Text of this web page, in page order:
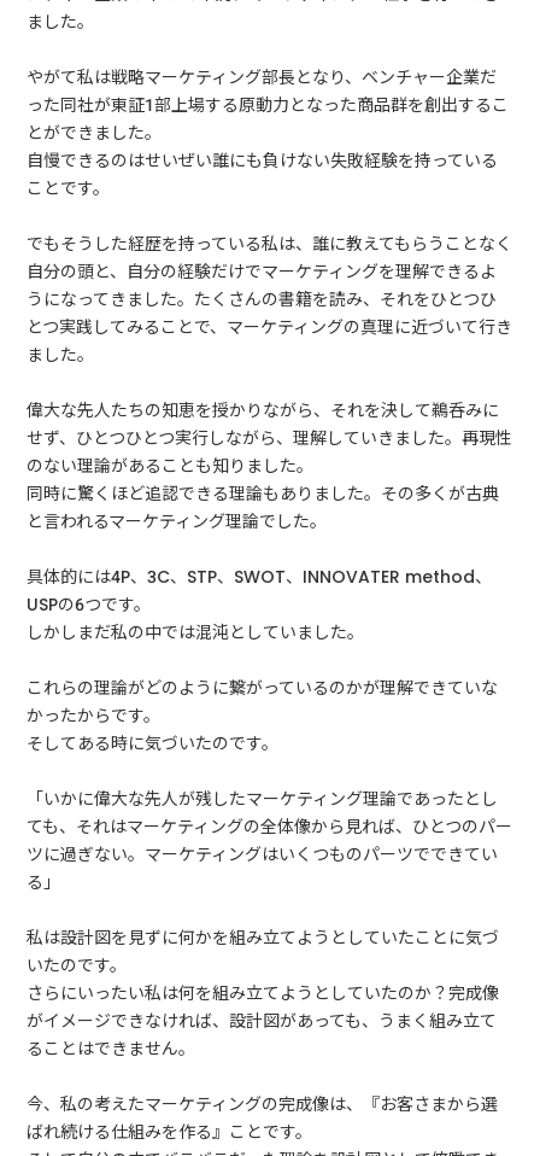
ました。
やがて私は戦略マーケティング部長となり、ベンチャー企業だ
った同社が東証1部上場する原動力となった商品群を創出するこ
とができました。
自慢できるのはせいぜい誰にも負けない失敗経験を持っている
ことです。
でもそうした経歴を持っている私は、誰に教えてもらうことなく
自分の頭と、自分の経験だけでマーケティングを理解できるよ
うになってきました。たくさんの書籍を読み、それをひとつひ
とつ実践してみることで、マーケティングの真理に近づいて行き
ました。
偉大な先人たちの知恵を授かりながら、それを決して鵜呑みに
せず、ひとつひとつ実行しながら、理解していきました。再現性
のない理論があることも知りました。
同時に驚くほど追認できる理論もありました。その多くが古典
と言われるマーケティング理論でした。
具体的には4P、3C、STP、SWOT、INNOVATER method、
USPの6つです。
しかしまだ私の中では混沌としていました。
これらの理論がどのように繋がっているのかが理解できていな
かったからです。
そしてある時に気づいたのです。
「いかに偉大な先人が残したマーケティング理論であったとし
ても、それはマーケティングの全体像から見れば、ひとつのパー
ツに過ぎない。マーケティングはいくつものパーツでできてい
る」
私は設計図を見ずに何かを組み立てようとしていたことに気づ
いたのです。
さらにいったい私は何を組み立てようとしていたのか？完成像
がイメージできなければ、設計図があっても、うまく組み立て
ることはできません。
今、私の考えたマーケティングの完成像は、『お客さまから選
ばれ続ける仕組みを作る』ことです。